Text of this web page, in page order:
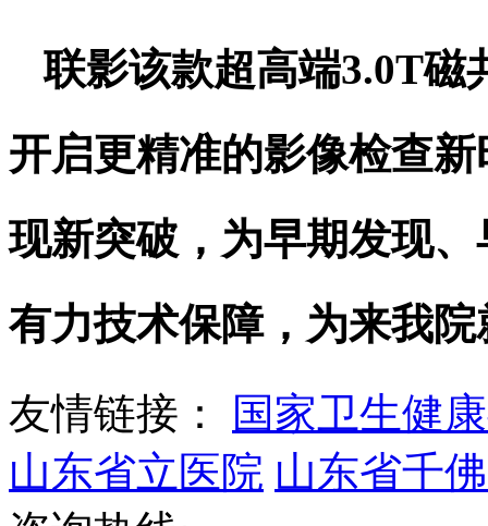
联影该款超高端3.0T磁
开启更精准的影像检查
现新突破，为早期发现
有力技术保障，为来我
友情链接：
国家卫生健
山东省立医院 山东省千